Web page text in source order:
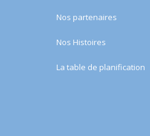
Nos partenaires
Nos Histoires
​La table de planification​